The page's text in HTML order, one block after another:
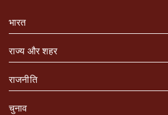
भारत
राज्य और शहर
राजनीति
चुनाव